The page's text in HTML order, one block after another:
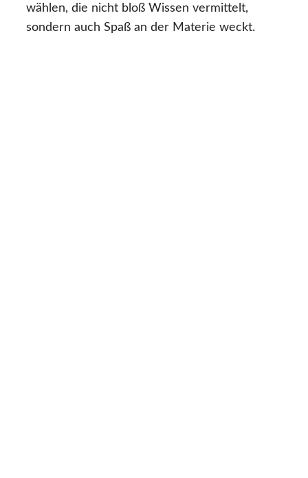
wählen, die nicht bloß Wissen vermittelt,
sondern auch Spaß an der Materie weckt.